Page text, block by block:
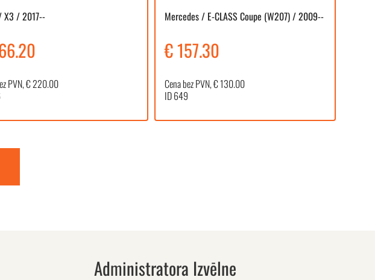
X3 / 2017--
PVN, € 220.00
Mercedes / E-CLASS Coupe (W207) / 2009--
€ 157.30
Cena bez PVN, € 130.00
ID 649
Administratora Izvēlne